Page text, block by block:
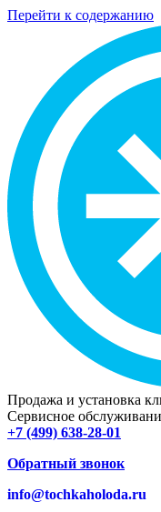
Перейти к содержанию
Продажа и установка
Сервисное
+7 (499) 638-28-01
Обратный звонок
info@tochkaholoda.ru